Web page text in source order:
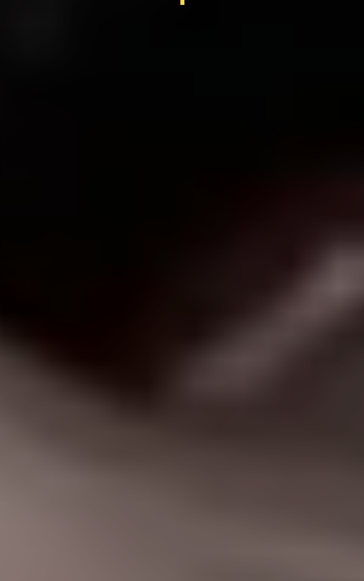
جامعة الفرات|